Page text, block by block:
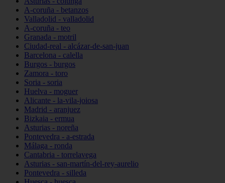
A-coruña - betanzos
Valladolid - valladolid
A-coruña - teo
Granada - motril
Ciudad-real - alcázar-de-san-juan
Barcelona - calella
Burgos - burgos
Zamora - toro
Soria - soria
Huelva - moguer
Alicante - la-vila-joiosa
Madrid - aranjuez
Bizkaia - ermua
Asturias - noreña
Pontevedra - a-estrada
Málaga - ronda
Cantabria - torrelavega
Asturias - san-martín-del-rey-aurelio
Pontevedra - silleda